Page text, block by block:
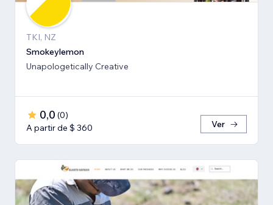
TKI, NZ
Smokeylemon
Unapologetically Creative
0,0 (0)
A partir de $ 360
Ver